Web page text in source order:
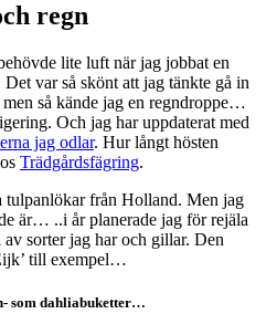
regn
lite luft när jag jobbat en
var så skönt att jag tänkte gå in
så kände jag en regndroppe…
Och jag har uppdaterat med
jag odlar. Hur långt hösten
Trädgårdsfägring.
tulpanlökar från Holland. Men jag
är… ..i år planerade jag för rejäla
sorter jag har och gillar. Den
till exempel…
som dahliabuketter…